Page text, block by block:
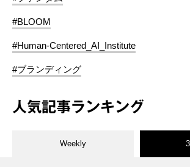
#BLOOM
#Human-Centered_AI_Institute
#ブランディング
人気記事ランキング
Weekly